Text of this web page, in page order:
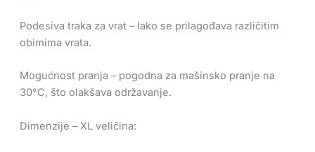
Podesiva traka za vrat – lako se prilagođava različitim
obimima vrata.
Mogućnost pranja – pogodna za mašinsko pranje na
30°C, što olakšava održavanje.
Dimenzije – XL veličina: